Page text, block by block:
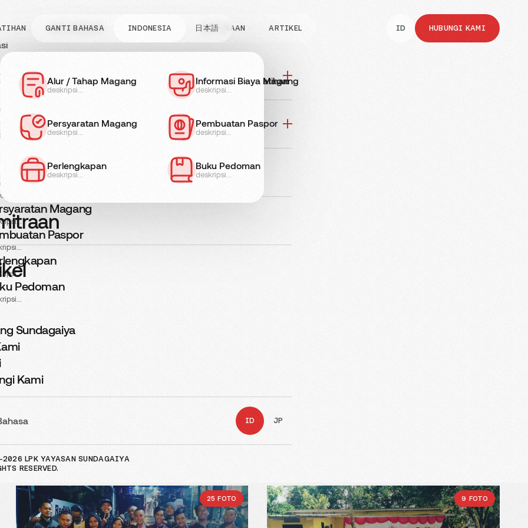
Informasi Biaya
deskripsi...
Persyaratan Pelatihan
deskripsi...
INFO MAGANG
Alur / Tahap Magang
deskripsi...
Informasi Biaya Magang
deskripsi...
Persyaratan Magang
deskripsi...
Pembuatan Paspor
deskripsi...
Perlengkapan
deskripsi...
Buku Pedoman
deskripsi...
JENIS KERJA KEMITRAAN ARTIKEL
GANTI BAHASA INDONESIA 日本語 ID HUBUNGI KAMI
Pelatihan
Biaya
Pelatihan
Magang
/ Tahap Magang
Biaya Magang
Magang
Paspor
Pedoman
Kerja
Sundagaiya
Kami
ID JP
LPK YAYASAN SUNDAGAIYA
RESERVED.
05, MAR 2025 OLEH :NAME ADMIN
25 FOTO 9 FOTO